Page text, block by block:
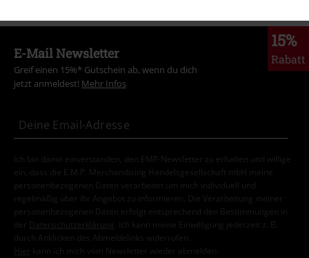
15%
Rabatt
E-Mail Newsletter
Greif einen 15%* Gutschein ab, wenn du dich
jetzt anmeldest! Mehr Infos
Ich bin damit einverstanden, den EMP-Newsletter zu erhalten und willige
ein, dass die E.M.P. Merchandising Handelsgesellschaft mbH meine
personenbezogenen Daten verarbeitet um mich individuell und
regelmäßig über ihr Angebot zu informieren. Die Verarbeitung meiner
personenbezogenen Daten erfolgt entsprechend den Bestimmungen in
der
Datenschutzerklärung
. Ich kann meine Einwilligung jederzeit z. B.
durch Anklicken des Abmeldelinks widerrufen.
Hier kann ich mich vom Newsletter wieder abmelden.